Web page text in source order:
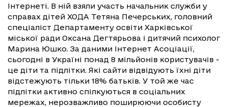
Інтернеті. В ній взяли участь начальник служби у
справах дітей ХОДА Тетяна Печерських, головний
спеціаліст Департаменту освіти Харківської
міської ради Оксана Дегтярьова і дитячий психолог
Марина Юшко. За даними Інтернет Асоціації,
сьогодні в Україні понад 8 мільйонів користувачів -
це діти та підлітки. Які сайти відвідують їхні діти
відстежують тільки 18% батьків. У той же час
підлітки активно спілкуються в соціальних
мережах, нерозважливо поширюючи особисту